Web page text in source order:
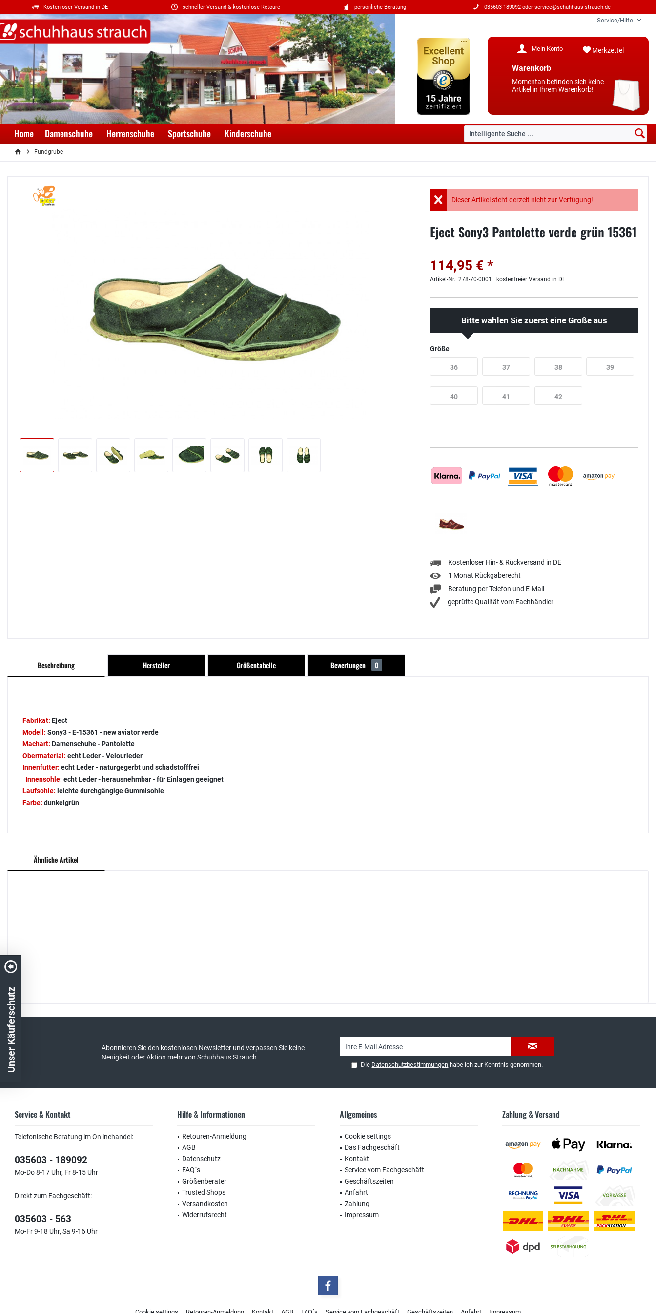
Kostenloser Versand in DE schneller Versand & kostenlose Retoure persönliche Beratung 035603-189092 oder service@schuhhaus-strauch.de
Service/Hilfe
Merkzettel
Mein Konto
Warenkorb
Momentan befinden sich keine
Artikel in Ihrem Warenkorb!
Home Damenschuhe Herrenschuhe Sportschuhe Kinderschuhe
Fundgrube
Dieser Artikel steht derzeit nicht zur Verfügung!
Eject Sony3 Pantolette verde grün 15361
114,95 € *
Artikel-Nr.: 278-70-0001 | kostenfreier Versand in DE
Bitte wählen Sie zuerst eine Größe aus
Größe
36 37 38 39
40 41 42
Kostenloser Hin- & Rückversand in DE
1 Monat Rückgaberecht
Beratung per Telefon und E-Mail
geprüfte Qualität vom Fachhändler
Beschreibung Hersteller Größentabelle Bewertungen 0
Fabrikat: Eject
Modell: Sony3 - E-15361 - new aviator verde
Machart: Damenschuhe - Pantolette
Obermaterial: echt Leder - Velourleder
Innenfutter: echt Leder - naturgegerbt und schadstofffrei
Innensohle: echt Leder - herausnehmbar - für Einlagen geeignet
Laufsohle: leichte durchgängige Gummisohle
Farbe: dunkelgrün
Ähnliche Artikel
Abonnieren Sie den kostenlosen Newsletter und verpassen Sie keine
Neuigkeit oder Aktion mehr von Schuhhaus Strauch.
Die Datenschutzbestimmungen habe ich zur Kenntnis genommen.
Service & Kontakt
Telefonische Beratung im Onlinehandel:
035603 - 189092
Mo-Do 8-17 Uhr, Fr 8-15 Uhr
Direkt zum Fachgeschäft:
035603 - 563
Mo-Fr 9-18 Uhr, Sa 9-16 Uhr
Hilfe & Informationen
Retouren-Anmeldung
AGB
Datenschutz
FAQ´s
Größenberater
Trusted Shops
Versandkosten
Widerrufsrecht
Allgemeines
Cookie settings
Das Fachgeschäft
Kontakt
Service vom Fachgeschäft
Geschäftszeiten
Anfahrt
Zahlung
Impressum
Zahlung & Versand
Unser Käuferschutz